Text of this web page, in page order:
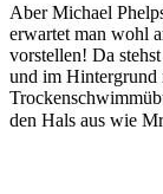
Aber Michael
erwartet man wohl
vorstellen! Da
und im Hintergrund
den Hals aus wie